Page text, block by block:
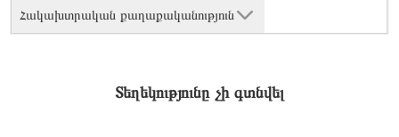
Հակախտրական քաղաքականություն
Տեղեկությունը չի գտնվել